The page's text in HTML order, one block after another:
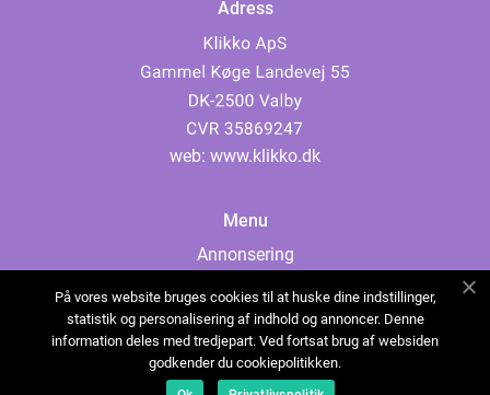
Adress
web: www.klikko.dk
Menu
Annonsering
Cookies
Kontakta oss
Sitemap
På vores website bruges cookies til at huske dine indstillinger,
statistik og personalisering af indhold og annoncer. Denne
information deles med tredjepart. Ved fortsat brug af websiden
godkender du cookiepolitikken.